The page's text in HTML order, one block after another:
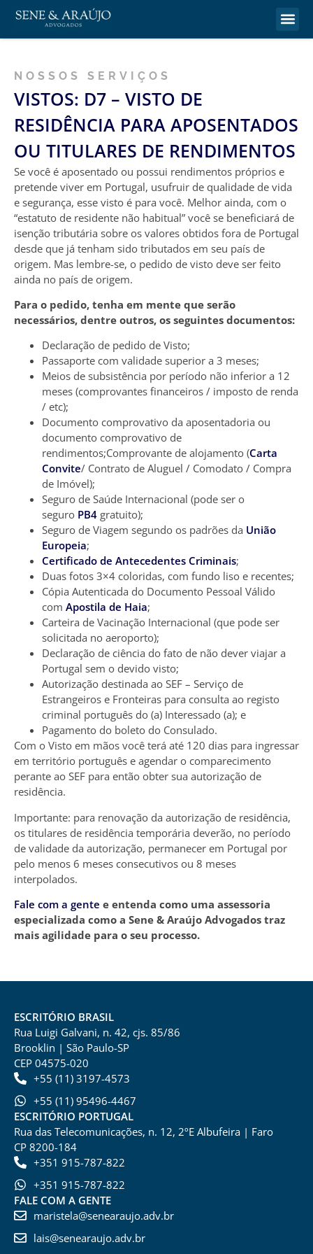
NOSSOS SERVIÇOS
VISTOS: D7 – VISTO DE
RESIDÊNCIA PARA APOSENTADOS
OU TITULARES DE RENDIMENTOS
Se você é aposentado ou possui rendimentos próprios e
pretende viver em Portugal, usufruir de qualidade de vida
e segurança, esse visto é para você. Melhor ainda, com o
“estatuto de residente não habitual” você se beneficiará de
isenção tributária sobre os valores obtidos fora de Portugal
desde que já tenham sido tributados em seu país de
origem. Mas lembre-se, o pedido de visto deve ser feito
ainda no país de origem.
Para o pedido, tenha em mente que serão
necessários, dentre outros, os seguintes documentos:
Declaração de pedido de Visto;
Passaporte com validade superior a 3 meses;
Meios de subsistência por período não inferior a 12
meses (comprovantes financeiros / imposto de renda
/ etc);
Documento comprovativo da aposentadoria ou
documento comprovativo de
rendimentos;Comprovante de alojamento (Carta
Convite/ Contrato de Aluguel / Comodato / Compra
de Imóvel);
Seguro de Saúde Internacional (pode ser o
seguro PB4 gratuito);
Seguro de Viagem segundo os padrões da União
Europeia;
Certificado de Antecedentes Criminais;
Duas fotos 3×4 coloridas, com fundo liso e recentes;
Cópia Autenticada do Documento Pessoal Válido
com Apostila de Haia;
Carteira de Vacinação Internacional (que pode ser
solicitada no aeroporto);
Declaração de ciência do fato de não dever viajar a
Portugal sem o devido visto;
Autorização destinada ao SEF – Serviço de
Estrangeiros e Fronteiras para consulta ao registo
criminal português do (a) Interessado (a); e
Pagamento do boleto do Consulado.
Com o Visto em mãos você terá até 120 dias para ingressar
em território português e agendar o comparecimento
perante ao SEF para então obter sua autorização de
residência.
Importante: para renovação da autorização de residência,
os titulares de residência temporária deverão, no período
de validade da autorização, permanecer em Portugal por
pelo menos 6 meses consecutivos ou 8 meses
interpolados.
Fale com a gente e entenda como uma assessoria
especializada como a Sene & Araújo Advogados traz
mais agilidade para o seu processo.
ESCRITÓRIO BRASIL
Rua Luigi Galvani, n. 42, cjs. 85/86
Brooklin | São Paulo-SP
CEP 04575-020
+55 (11) 3197-4573
+55 (11) 95496-4467
ESCRITÓRIO PORTUGAL
Rua das Telecomunicações, n. 12, 2ºE Albufeira | Faro
CP 8200-184
+351 915-787-822
+351 915-787-822
FALE COM A GENTE
maristela@senearaujo.adv.br
lais@senearaujo.adv.br